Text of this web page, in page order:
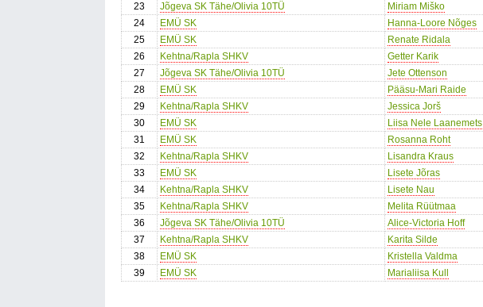
23
Jõgeva SK Tähe/Olivia 10TÜ Miriam Miško
24
EMÜ SK Hanna-Loore Nõges
25
EMÜ SK Renate Ridala
26
Kehtna/Rapla SHKV Getter Karik
27
Jõgeva SK Tähe/Olivia 10TÜ Jete Ottenson
28
EMÜ SK Pääsu-Mari Raide
29
Kehtna/Rapla SHKV Jessica Jorš
30
EMÜ SK Liisa Nele Laanemets
31
EMÜ SK Rosanna Roht
32
Kehtna/Rapla SHKV Lisandra Kraus
33
EMÜ SK Lisete Jõras
34
Kehtna/Rapla SHKV Lisete Nau
35
Kehtna/Rapla SHKV Melita Rüütmaa
36
Jõgeva SK Tähe/Olivia 10TÜ Alice-Victoria Hoff
37
Kehtna/Rapla SHKV Karita Silde
38
EMÜ SK Kristella Valdma
39
EMÜ SK Marialiisa Kull